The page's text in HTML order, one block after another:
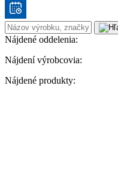
Nájdené oddelenia:
Nájdení výrobcovia:
Nájdené produkty: